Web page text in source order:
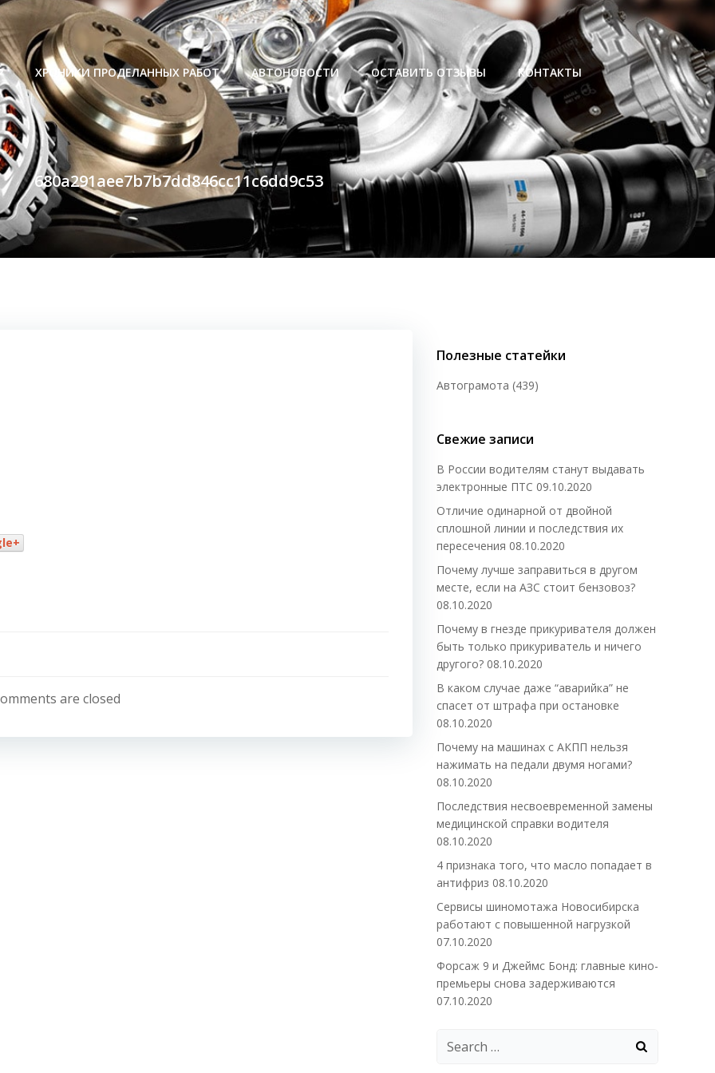
ХРОНИКИ ПРОДЕЛАННЫХ РАБОТ АВТОНОВОСТИ ОСТАВИТЬ ОТЗЫВЫ КОНТАКТЫ
680a291aee7b7b7dd846cc11c6dd9c53
are closed
Полезные статейки
Автограмота (439)
Свежие записи
В России водителям станут выдавать
электронные ПТС 09.10.2020
Отличие одинарной от двойной
сплошной линии и последствия их
пересечения 08.10.2020
Почему лучше заправиться в другом
месте, если на АЗС стоит бензовоз?
08.10.2020
Почему в гнезде прикуривателя должен
быть только прикуриватель и ничего
другого? 08.10.2020
В каком случае даже “аварийка” не
спасет от штрафа при остановке
08.10.2020
Почему на машинах с АКПП нельзя
нажимать на педали двумя ногами?
08.10.2020
Последствия несвоевременной замены
медицинской справки водителя
08.10.2020
4 признака того, что масло попадает в
антифриз 08.10.2020
Сервисы шиномотажа Новосибирска
работают с повышенной нагрузкой
07.10.2020
Форсаж 9 и Джеймс Бонд: главные кино-
премьеры снова задерживаются
07.10.2020
Search